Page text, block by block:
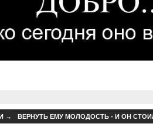
→ ВЕРНУТЬ ЕМУ МОЛОДОСТЬ - И ОН